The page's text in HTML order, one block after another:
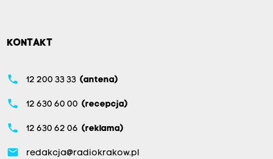
KONTAKT
phone 12 200 33 33 (antena)
phone 12 630 60 00 (recepcja)
phone 12 630 62 06 (reklama)
email redakcja@radiokrakow.pl